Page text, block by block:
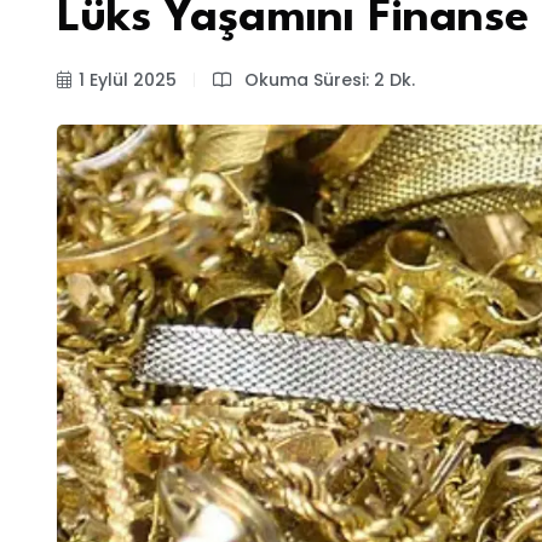
Lüks Yaşamını
1 Eylül 2025 Okuma Süresi: 2 Dk.